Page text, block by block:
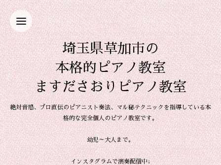
埼玉県草加市の
本格的ピアノ教室
ますださおりピアノ教室
絶対音感、プロ直伝のピアニスト奏法、マル秘テクニックを指導している本
格的な完全個人のピアノ教室です。
幼児～大人まで。
インスタグラムで演奏配信中↓